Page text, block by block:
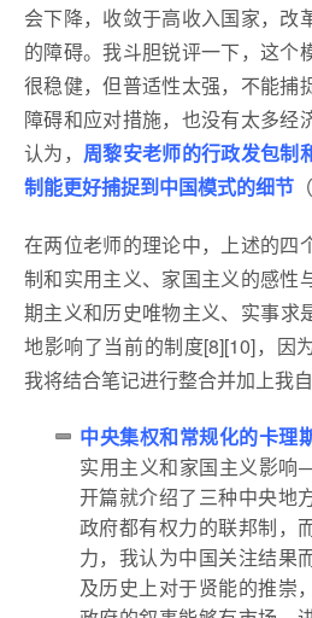
会下降，收敛于高收入国家，改
的障碍。我斗胆锐评一下，这个
很稳健，但普适性太强，不能捕
障碍和应对措施，也没有太多经
认为， 周黎安老师的行政发包制
制能更好捕捉到中国模式的细节
在两位老师的理论中，上述的四
制和实用主义、家国主义的感性
期主义和历史唯物主义、实事
地影响了当前的制度[8][10]，因
我将结合笔记进行整合并加上我自
中央集权和常规化的卡理
实用主义和家国主义影
开篇就介绍了三种中央地
政府都有权力的联邦制，
力，我认为中国关注结果
及历史上对于贤能的推崇